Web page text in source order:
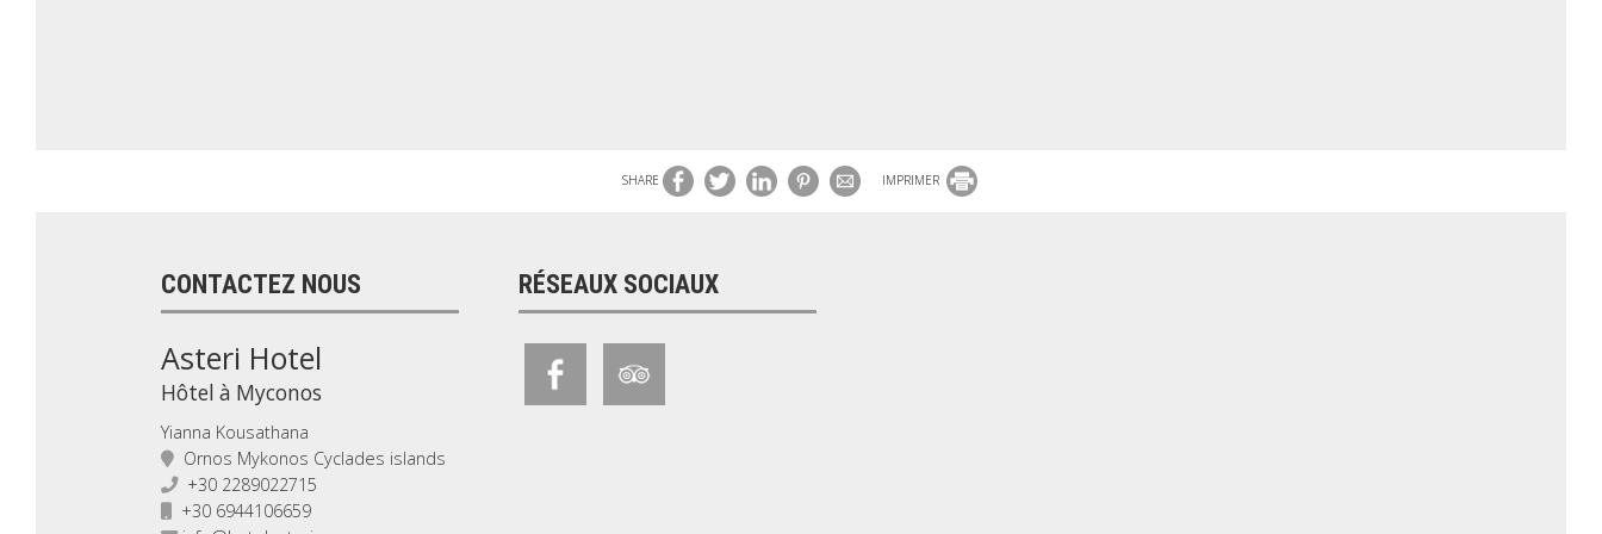
SHARE IMPRIMER
CONTACTEZ NOUS
Asteri Hotel
Hôtel à Myconos
Yianna Kousathana
Ornos Mykonos Cyclades islands
+30 2289022715
+30 6944106659
RÉSEAUX SOCIAUX